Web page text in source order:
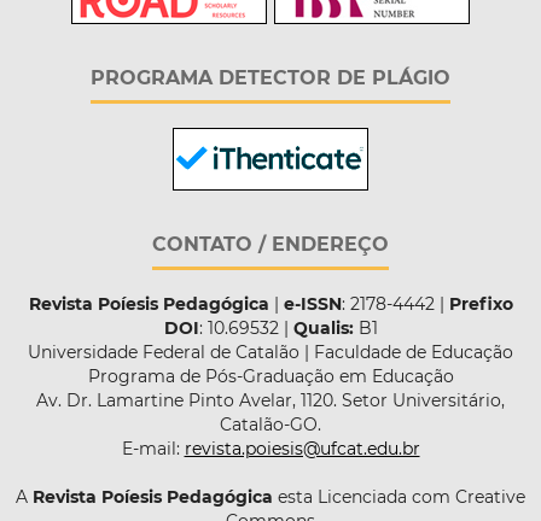
PROGRAMA DETECTOR DE PLÁGIO
CONTATO / ENDEREÇO
Revista Poíesis Pedagógica | e-ISSN: 2178-4442 | Prefixo
DOI: 10.69532 | Qualis:B1
Universidade Federal de Catalão | Faculdade de Educação
Programa de Pós-Graduação em Educação
Av. Dr. Lamartine Pinto Avelar, 1120. Setor Universitário,
Catalão-GO.
E-mail: revista.poiesis@ufcat.edu.br
A Revista Poíesis Pedagógica esta Licenciada com Creative